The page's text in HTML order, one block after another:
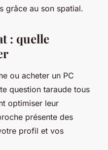
grâce au son spatial.
: quelle
ou acheter un PC
question taraude tous
optimiser leur
présente des
profil et vos